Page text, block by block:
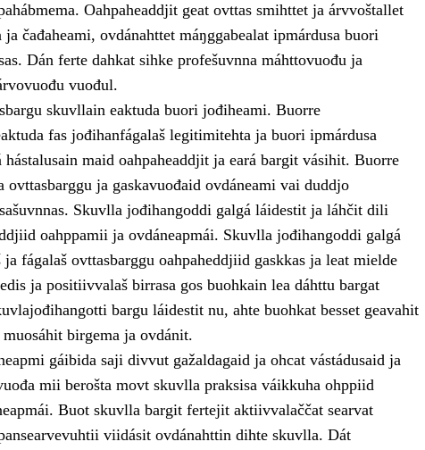
Oahpaheaddjit geat ovttas smihttet ja árvvoštallet
ja čađaheami, ovdánahttet máŋggabealat ipmárdusa buori
Dán ferte dahkat sihke profešuvnna máhttovuođu ja
vuođul.
skuvllain eaktuda buori jođiheami. Buorre
fas jođihanfágalaš legitimitehta ja buori ipmárdusa
hástalusain maid oahpaheaddjit ja eará bargit vásihit. Buorre
ovttasbarggu ja gaskavuođaid ovdáneami vai duddjo
Skuvlla jođihangoddi galgá láidestit ja láhčit dili
oahppamii ja ovdáneapmái. Skuvlla jođihangoddi galgá
fágalaš ovttasbarggu oahpaheddjiid gaskkas ja leat mielde
ja positiivvalaš birrasa gos buohkain lea dáhttu bargat
bargu láidestit nu, ahte buohkat besset geavahit
birgema ja ovdánit.
gáibida saji divvut gažaldagaid ja ohcat vástádusaid ja
mii berošta movt skuvlla praksisa váikkuha ohppiid
Buot skuvlla bargit fertejit aktiivvalaččat searvat
viidásit ovdánahttin dihte skuvlla. Dát